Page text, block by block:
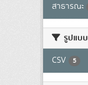
สาธารณะ
รูปแบบ
CSV 5